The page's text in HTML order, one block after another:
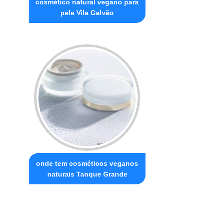
cosmético natural vegano para
pele Vila Galvão
onde tem cosméticos veganos
naturais Tanque Grande